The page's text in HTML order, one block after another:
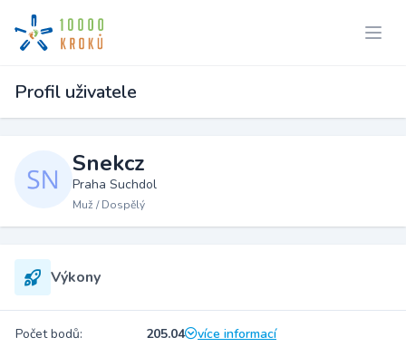
Profil uživatele
Snekcz
Praha Suchdol
Muž / Dospělý
Výkony
Počet bodů: 205.04
více informací